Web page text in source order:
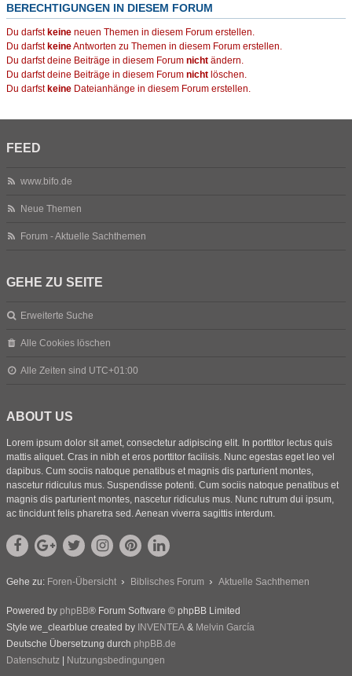
BERECHTIGUNGEN IN DIESEM FORUM
Du darfst keine neuen Themen in diesem Forum erstellen.
Du darfst keineAntworten zu Themen in diesem Forum erstellen.
Du darfst deine Beiträge in diesem Forum nicht ändern.
Du darfst deine Beiträge in diesem Forum nicht löschen.
Du darfst keine Dateianhänge in diesem Forum erstellen.
FEED
www.bifo.de
Neue Themen
Forum - Aktuelle Sachthemen
GEHE ZU SEITE
Erweiterte Suche
Alle Cookies löschen
Alle Zeiten sind UTC+01:00
ABOUT US
Lorem ipsum dolor sit amet, consectetur adipiscing elit. In porttitor lectus quis
mattis aliquet. Cras in nibh et eros porttitor facilisis. Nunc egestas eget leo vel
dapibus. Cum sociis natoque penatibus et magnis dis parturient montes,
nascetur ridiculus mus. Suspendisse potenti. Cum sociis natoque penatibus et
magnis dis parturient montes, nascetur ridiculus mus. Nunc rutrum dui ipsum,
ac tincidunt felis pharetra sed. Aenean viverra sagittis interdum.
Gehe zu: Foren-Übersicht Biblisches Forum Aktuelle Sachthemen
Powered by phpBB® Forum Software © phpBB Limited
Style we_clearblue created by INVENTEA & Melvin García
Deutsche Übersetzung durch phpBB.de
Datenschutz
Nutzungsbedingungen